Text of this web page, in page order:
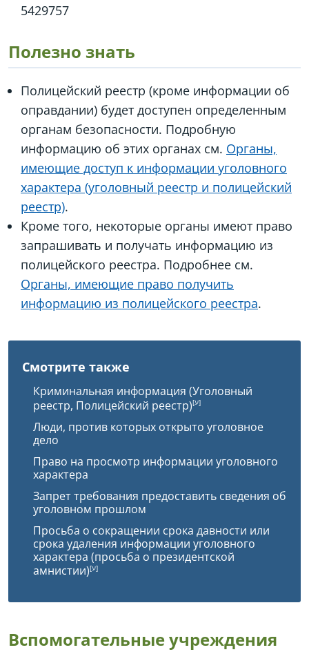
5429757
Полезно знать
Полицейский реестр (кроме информации об
оправдании) будет доступен определенным
органам безопасности. Подробную
информацию об этих органах см. Органы,
имеющие доступ к информации уголовного
характера (уголовный реестр и полицейский
реестр).
Кроме того, некоторые органы имеют право
запрашивать и получать информацию из
полицейского реестра. Подробнее см.
Органы, имеющие право получить
информацию из полицейского реестра.
Смотрите также
Криминальная информация (Уголовный
реестр, Полицейский реестр)
Люди, против которых открыто уголовное
дело
Право на просмотр информации уголовного
характера
Запрет требования предоставить сведения об
уголовном прошлом
Просьба о сокращении срока давности или
срока удаления информации уголовного
характера (просьба о президентской
амнистии)
Вспомогательные учреждения